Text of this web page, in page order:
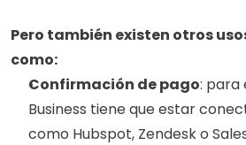
Pero también existen otros
como:
Confirmación de pago: para
Business tiene que estar
como Hubspot, Zendesk o